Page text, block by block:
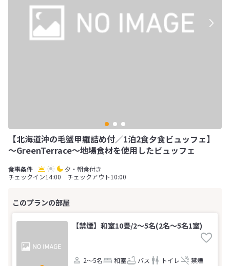
【北海道沖の毛蟹甲羅詰め付／1泊2食夕食ビュッフェ】
～GreenTerrace～地場食材を使用したビュッフェ
夕・朝食付き
チェックイン14:00 チェックアウト10:00
【禁煙】和室10畳/2～5名(2名～5名1室)
2～5名 和室 バス トイレ 禁煙